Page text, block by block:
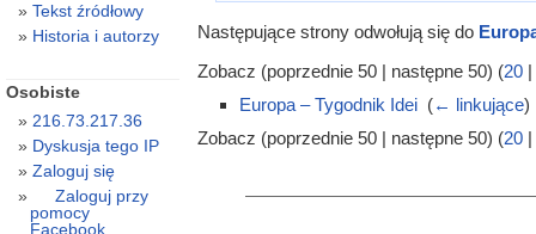
Następujące strony odwołują się do
Zobacz (poprzednie 50 | następne 50) (20|
Europa – Tygodnik Idei‎ (← linkujące)
Zobacz (poprzednie 50 | następne 50) (20|
Tekst źródłowy
Historia i autorzy
Osobiste
216.73.217.36
Dyskusja tego IP
Zaloguj się
Zaloguj przy
pomocy
Facebook